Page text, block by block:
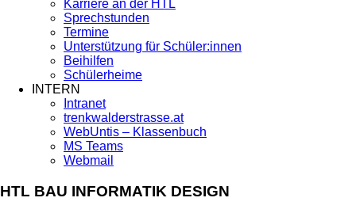
Karriere an der HTL
Sprechstunden
Termine
Unterstützung für Schüler:innen
Beihilfen
Schülerheime
INTERN
Intranet
trenkwalderstrasse.at
WebUntis – Klassenbuch
MS Teams
Webmail
HTL BAU INFORMATIK DESIGN